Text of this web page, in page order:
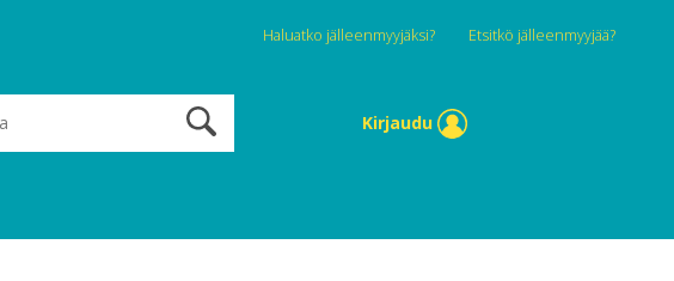
Haluatko jälleenmyyjäksi? Etsitkö jälleenmyyjää?
Kirjaudu